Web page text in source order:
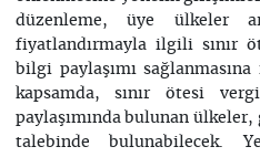
düzenleme, üye ülkeler
fiyatlandırmayla ilgili sınır
bilgi paylaşımı
kapsamda, sınır ötesi
paylaşımında bulunan
talebinde bulunabilecek.